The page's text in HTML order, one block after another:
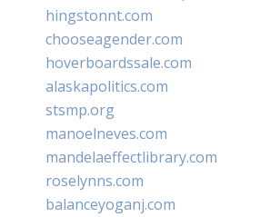
hingstonnt.com
chooseagender.com
hoverboardssale.com
alaskapolitics.com
stsmp.org
manoelneves.com
mandelaeffectlibrary.com
roselynns.com
balanceyoganj.com